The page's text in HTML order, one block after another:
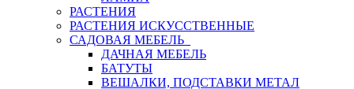
РАСТЕНИЯ
РАСТЕНИЯ ИСКУССТВЕННЫЕ
САДОВАЯ МЕБЕЛЬ
ДАЧНАЯ МЕБЕЛЬ
БАТУТЫ
ВЕШАЛКИ, ПОДСТАВКИ МЕТАЛ